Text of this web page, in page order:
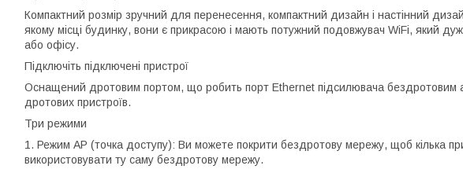
Компактний розмір зручний для перенесення, компактний дизайн і настінний
якому місці будинку, вони є прикрасою і мають потужний подовжувач WiFi, який
або офісу.
Підключіть підключені пристрої
Оснащений дротовим портом, що робить порт Ethernet підсилювача бездротовим
дротових пристроїв.
Три режими
1. Режим AP (точка доступу): Ви можете покрити бездротову мережу, щоб кілька
використовувати ту саму бездротову мережу.